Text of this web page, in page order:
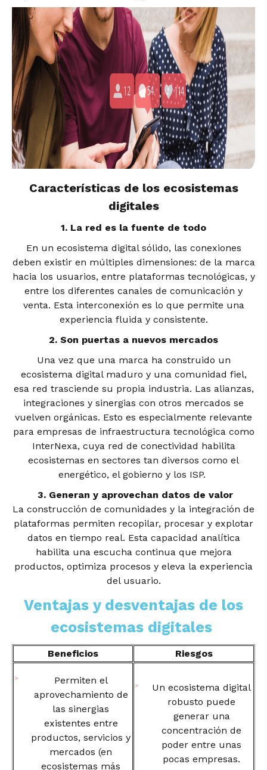
Características de los ecosistemas
digitales
1. La red es la fuente de todo
En un ecosistema digital sólido, las conexiones
deben existir en múltiples dimensiones: de la marca
hacia los usuarios, entre plataformas tecnológicas, y
entre los diferentes canales de comunicación y
venta. Esta interconexión es lo que permite una
experiencia fluida y consistente.
2. Son puertas a nuevos mercados
Una vez que una marca ha construido un
ecosistema digital maduro y una comunidad fiel,
esa red trasciende su propia industria. Las alianzas,
integraciones y sinergias con otros mercados se
vuelven orgánicas. Esto es especialmente relevante
para empresas de infraestructura tecnológica como
InterNexa, cuya red de conectividad habilita
ecosistemas en sectores tan diversos como el
energético, el gobierno y los ISP.
3. Generan y aprovechan datos de valor
La construcción de comunidades y la integración de
plataformas permiten recopilar, procesar y explotar
datos en tiempo real. Esta capacidad analítica
habilita una escucha continua que mejora
productos, optimiza procesos y eleva la experiencia
del usuario.
Ventajas y desventajas de los
ecosistemas digitales
Beneficios Riesgos
Permiten el
aprovechamiento de
las sinergias
existentes entre
productos, servicios y
mercados (en
ecosistemas más
Un ecosistema digital
robusto puede
generar una
concentración de
poder entre unas
pocas empresas.